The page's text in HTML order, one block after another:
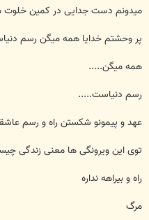
میدونم دست جدایی در کمین
پر وحشتم خدایا همه میگن رسم
همه میگن.....
رسم دنیاست.....
عهد و پیمونو شکستن راه و رسم
توی این ویرونگی ها معنی زندگی
راه و بیراهه نداره
مرگ